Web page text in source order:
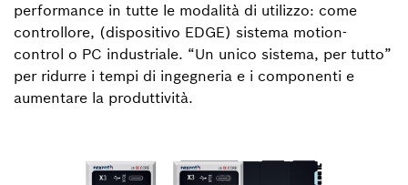
performance in tutte le modalità di utilizzo: come
controllore, (dispositivo EDGE) sistema motion-
control o PC industriale. “Un unico sistema, per tutto”
per ridurre i tempi di ingegneria e i componenti e
aumentare la produttività.